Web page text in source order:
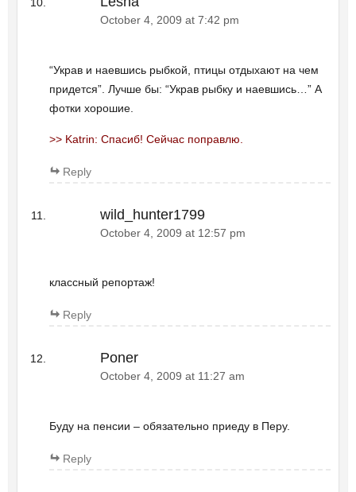
October 4, 2009 at 7:42 pm
“Украв и наевшись рыбкой, птицы отдыхают на чем
придется”. Лучше бы: “Украв рыбку и наевшись…” А
фотки хорошие.
>> Katrin: Спасиб! Сейчас поправлю.
Reply
wild_hunter1799
October 4, 2009 at 12:57 pm
классный репортаж!
Reply
Poner
October 4, 2009 at 11:27 am
Буду на пенсии – обязательно приеду в Перу.
Reply